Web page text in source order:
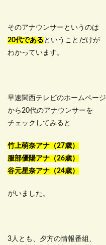
そのアナウンサーというのは
20代である ということだけが
わかっています。
早速関西テレビのホームページ
から20代のアナウンサーを
チェックしてみると
竹上萌奈アナ（27歳）
服部優陽アナ（26歳）
谷元星奈アナ（24歳）
がいました。
3人とも、夕方の情報番組、